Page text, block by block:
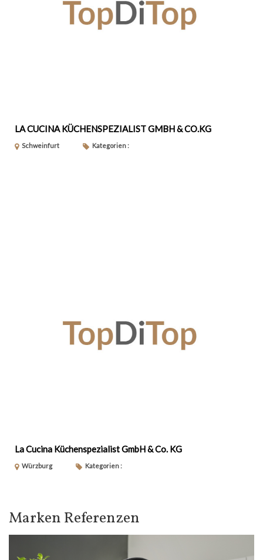
LA CUCINA KÜCHENSPEZIALIST GMBH & CO.KG
Schweinfurt Kategorien :
La Cucina Küchenspezialist GmbH & Co. KG
Würzburg Kategorien :
Marken Referenzen